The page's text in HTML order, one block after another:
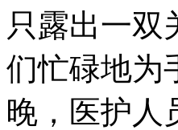
只露出一双
们忙碌地为
晚，医护人